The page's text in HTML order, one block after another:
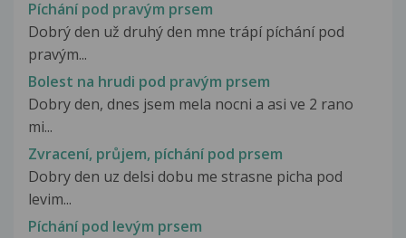
Píchání pod pravým prsem
Dobrý den už druhý den mne trápí píchání pod
pravým...
Bolest na hrudi pod pravým prsem
Dobry den, dnes jsem mela nocni a asi ve 2 rano
mi...
Zvracení, průjem, píchání pod prsem
Dobry den uz delsi dobu me strasne picha pod
levim...
Píchání pod levým prsem